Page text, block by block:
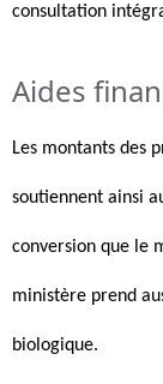
consultation
Aides
Les montants des
soutiennent ainsi
conversion que le
ministère prend
biologique.